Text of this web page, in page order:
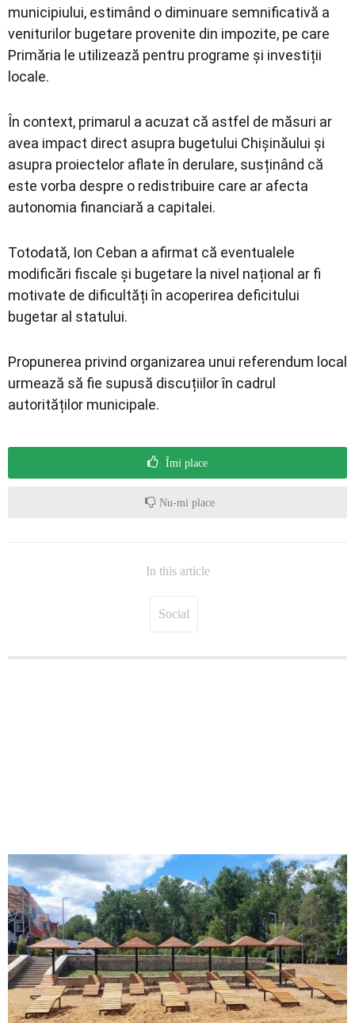
municipiului, estimând o diminuare semnificativă a
veniturilor bugetare provenite din impozite, pe care
Primăria le utilizează pentru programe și investiții
locale.
În context, primarul a acuzat că astfel de măsuri ar
avea impact direct asupra bugetului Chișinăului și
asupra proiectelor aflate în derulare, susținând că
este vorba despre o redistribuire care ar afecta
autonomia financiară a capitalei.
Totodată, Ion Ceban a afirmat că eventualele
modificări fiscale și bugetare la nivel național ar fi
motivate de dificultăți în acoperirea deficitului
bugetar al statului.
Propunerea privind organizarea unui referendum local
urmează să fie supusă discuțiilor în cadrul
autorităților municipale.
Îmi place
Nu-mi place
In this article
Social